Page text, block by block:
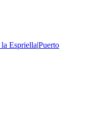
Espriella|Puerto